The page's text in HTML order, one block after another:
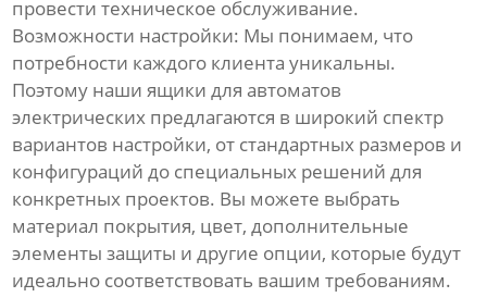
провести техническое обслуживание.
Возможности настройки: Мы понимаем, что
потребности каждого клиента уникальны.
Поэтому наши ящики для автоматов
электрических предлагаются в широкий спектр
вариантов настройки, от стандартных размеров и
конфигураций до специальных решений для
конкретных проектов. Вы можете выбрать
материал покрытия, цвет, дополнительные
элементы защиты и другие опции, которые будут
идеально соответствовать вашим требованиям.